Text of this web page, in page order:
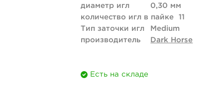
диаметр игл
0,30 мм
количество игл в пайке
11
Тип заточки игл
Medium
производитель
Dark Horse
Есть на складе